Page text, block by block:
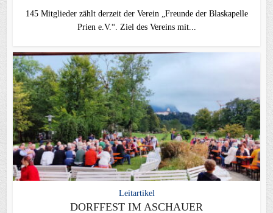
145 Mitglieder zählt derzeit der Verein „Freunde der Blaskapelle
Prien e.V.“. Ziel des Vereins mit...
Leitartikel
DORFFEST IM ASCHAUER